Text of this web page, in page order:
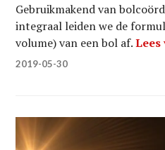
Gebruikmakend van
integraal leiden we de
volume) van een bol af.Lees
2019-05-30